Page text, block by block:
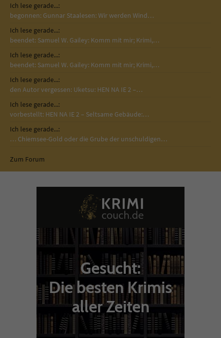
Ich lese gerade...:
begonnen: Gunnar Staalesen: Wir werden Wind…
Ich lese gerade...:
beendet: Samuel W. Gailey: Komm mit mir; Krimi,…
Ich lese gerade...:
beendet: Samuel W. Gailey: Komm mit mir; Krimi,…
Ich lese gerade...:
den Autor vergessen: Uketsu: HEN NA IE 2 –…
Ich lese gerade...:
vorbestellt: HEN NA IE 2 – Seltsame Gebäude:…
Ich lese gerade...:
… Chiemsee-Gold oder die Grube der unschuldigen…
Zum Forum
Gesucht:
Die besten Krimis
aller Zeiten